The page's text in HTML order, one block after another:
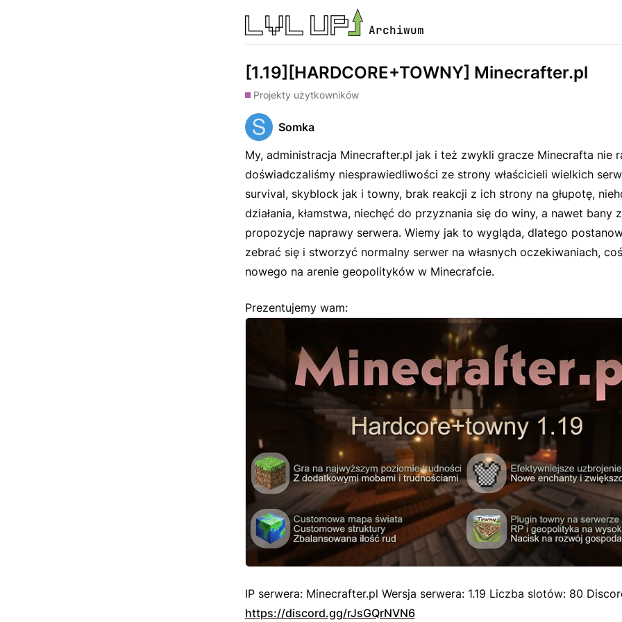
Archiwum
[1.19][HARDCORE+TOWNY] Minecrafter.pl
Projekty użytkowników
Somka
My, administracja Minecrafter.pl jak i też zwykli gracze Minecrafta nie
doświadczaliśmy niesprawiedliwości ze strony właścicieli wielkich
survival, skyblock jak i towny, brak reakcji z ich strony na głupotę,
działania, kłamstwa, niechęć do przyznania się do winy, a nawet bany
propozycje naprawy serwera. Wiemy jak to wygląda, dlatego
zebrać się i stworzyć normalny serwer na własnych oczekiwaniach,
nowego na arenie geopolityków w Minecrafcie.
Prezentujemy wam:
IP serwera: Minecrafter.pl Wersja serwera: 1.19 Liczba slotów: 80
https://discord.gg/rJsGQrNVN6